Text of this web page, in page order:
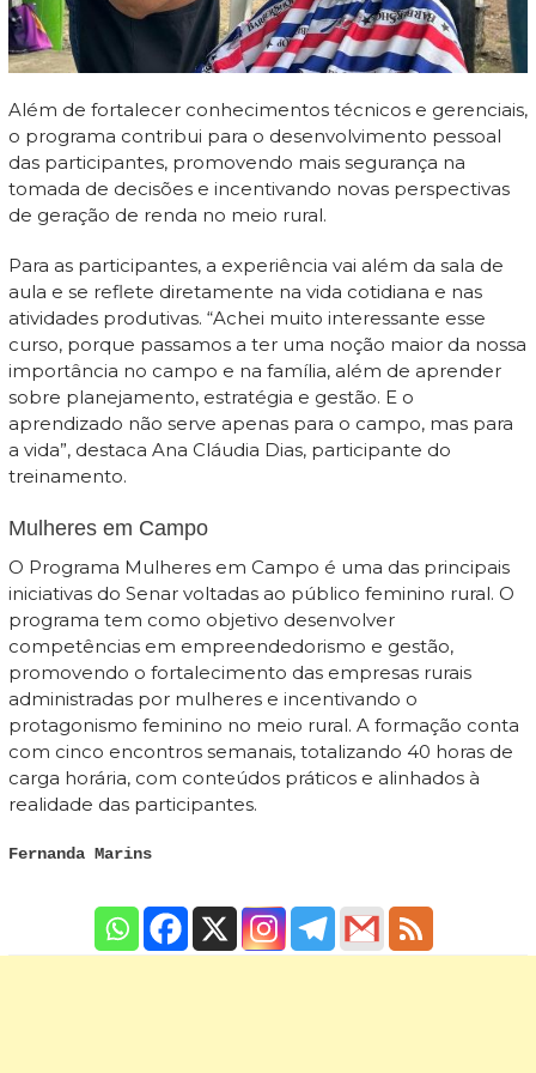
Além de fortalecer conhecimentos técnicos e gerenciais,
o programa contribui para o desenvolvimento pessoal
das participantes, promovendo mais segurança na
tomada de decisões e incentivando novas perspectivas
de geração de renda no meio rural.
Para as participantes, a experiência vai além da sala de
aula e se reflete diretamente na vida cotidiana e nas
atividades produtivas. “Achei muito interessante esse
curso, porque passamos a ter uma noção maior da nossa
importância no campo e na família, além de aprender
sobre planejamento, estratégia e gestão. E o
aprendizado não serve apenas para o campo, mas para
a vida”, destaca Ana Cláudia Dias, participante do
treinamento.
Mulheres em Campo
O Programa Mulheres em Campo é uma das principais
iniciativas do Senar voltadas ao público feminino rural. O
programa tem como objetivo desenvolver
competências em empreendedorismo e gestão,
promovendo o fortalecimento das empresas rurais
administradas por mulheres e incentivando o
protagonismo feminino no meio rural. A formação conta
com cinco encontros semanais, totalizando 40 horas de
carga horária, com conteúdos práticos e alinhados à
realidade das participantes.
Fernanda Marins